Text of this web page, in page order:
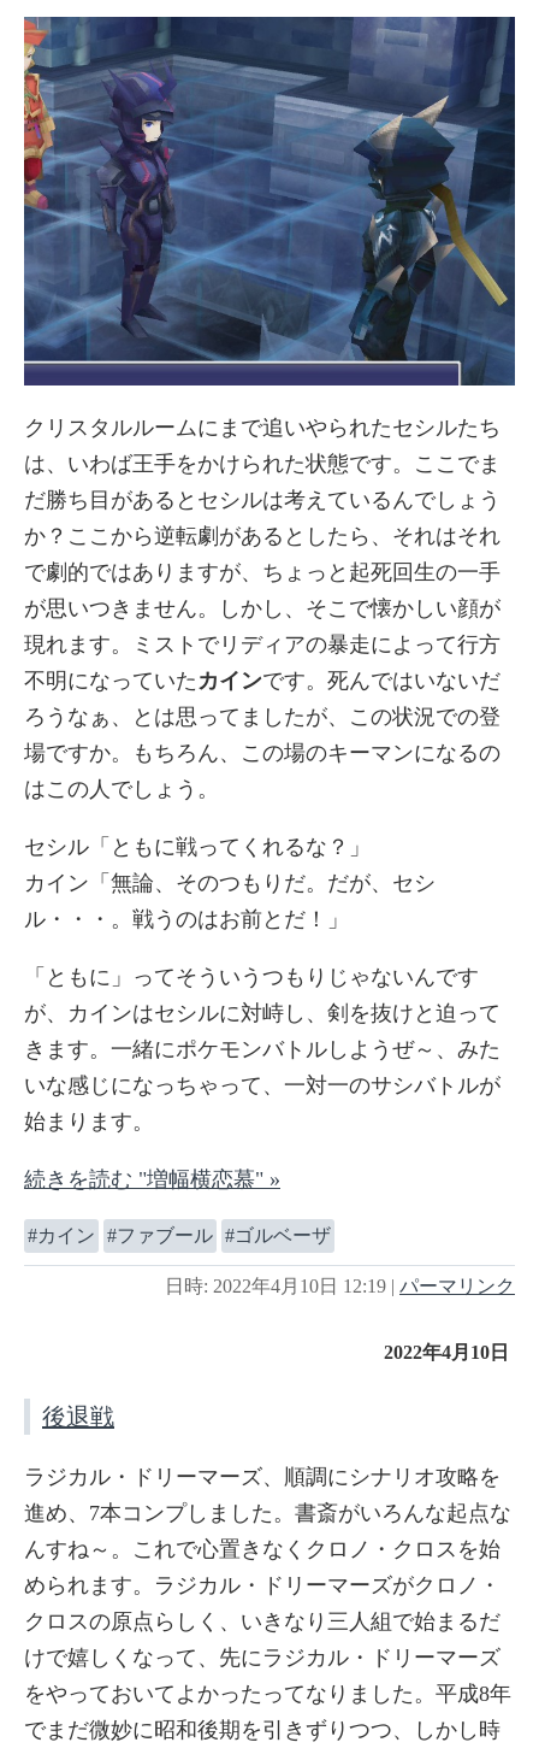
クリスタルルームにまで追いやられたセシルたち
は、いわば王手をかけられた状態です。ここでま
だ勝ち目があるとセシルは考えているんでしょう
か？ここから逆転劇があるとしたら、それはそれ
で劇的ではありますが、ちょっと起死回生の一手
が思いつきません。しかし、そこで懐かしい顔が
現れます。ミストでリディアの暴走によって行方
不明になっていた カインです。死んではいないだ
ろうなぁ、とは思ってましたが、この状況での登
場ですか。もちろん、この場のキーマンになるの
はこの人でしょう。
セシル「ともに戦ってくれるな？」
カイン「無論、そのつもりだ。だが、セシ
ル・・・。戦うのはお前とだ！」
「ともに」ってそういうつもりじゃないんです
が、カインはセシルに対峙し、剣を抜けと迫って
きます。一緒にポケモンバトルしようぜ～、みた
いな感じになっちゃって、一対一のサシバトルが
始まります。
続きを読む "増幅横恋慕" »
カイン ファブール ゴルベーザ
日時: 2022年4月10日 12:19 | パーマリンク
2022年4月10日
後退戦
ラジカル・ドリーマーズ、順調にシナリオ攻略を
進め、7本コンプしました。書斎がいろんな起点な
んすね～。これで心置きなくクロノ・クロスを始
められます。ラジカル・ドリーマーズがクロノ・
クロスの原点らしく、いきなり三人組で始まるだ
けで嬉しくなって、先にラジカル・ドリーマーズ
をやっておいてよかったってなりました。平成8年
でまだ微妙に昭和後期を引きずりつつ、しかし時